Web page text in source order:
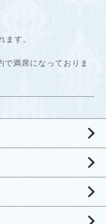
ます。
満席になっておりま